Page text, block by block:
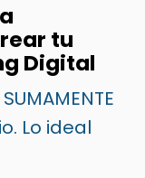
tu
Digital
Lo ideal